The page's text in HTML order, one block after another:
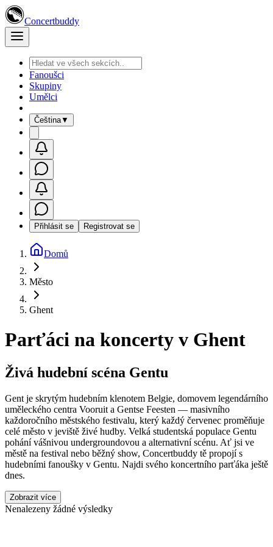
Concertbuddy
Fanoušci
Skupiny
Umělci
Čeština▼
Přihlásit se Registrovat se
Domů
Město
Ghent
Parťáci na koncerty v Ghent
Živá hudební scéna Gentu
Gent je skrytým hudebním klenotem Belgie, domovem legendárního
uměleckého centra Vooruit a Gentse Feesten — masivního
každoročního městského festivalu, který každý červenec proměňuje
celé město v jeviště živé hudby. Velká studentská populace Gentu
pohání vášnivou undergroundovou a alternativní scénu. Ať jsi ve
městě na festival nebo běžný show, Concertbuddy tě propojí s
hudebními fanoušky v Gentu. Najdi svého koncertního parťáka ještě
dnes.
Zobrazit více
Nenalezeny žádné výsledky